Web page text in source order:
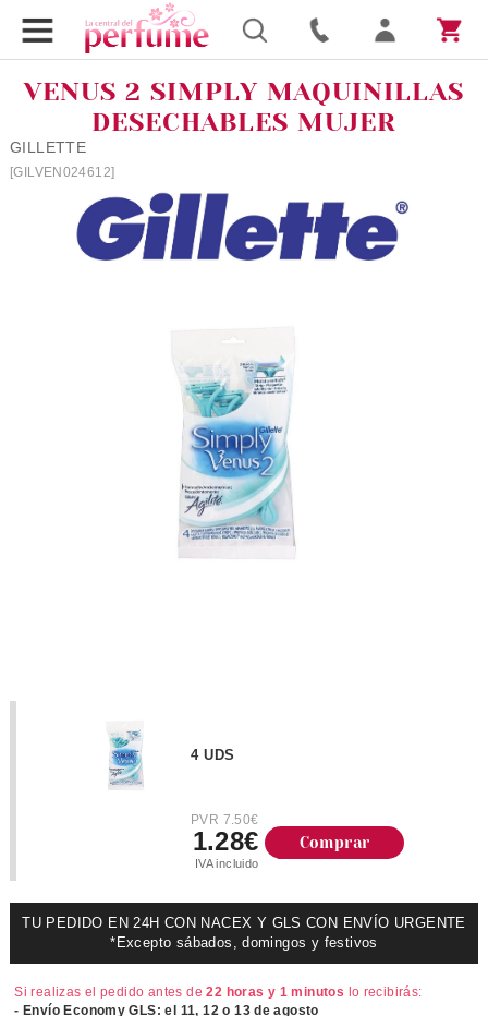
VENUS 2 SIMPLY MAQUINILLAS
DESECHABLES MUJER
GILLETTE
[GILVEN024612]
4 UDS
PVR 7.50€
1.28€
IVA incluido
Comprar
TU PEDIDO EN 24H CON NACEX Y GLS CON ENVÍO URGENTE
*Excepto sábados, domingos y festivos
Si realizas el pedido antes de22 horas y 1 minutos lo recibirás:
- Envío Economy GLS: el 11, 12 o 13 de agosto